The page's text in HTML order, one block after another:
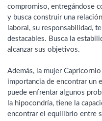
compromiso, entregándose
y busca construir una
laboral, su responsabilidad,
destacables. Busca la
alcanzar sus objetivos.
Además, la mujer
importancia de encontrar un
puede enfrentar algunos
la hipocondría, tiene la
encontrar el equilibrio entre